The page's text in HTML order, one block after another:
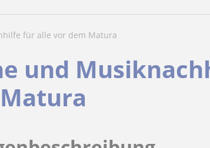
für alle vor dem Matura
und